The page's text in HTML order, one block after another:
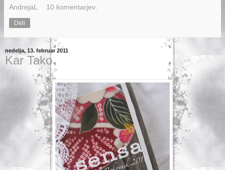
AndrejaL 10 komentarjev:
Deli
nedelja, 13. februar 2011
Kar Tako